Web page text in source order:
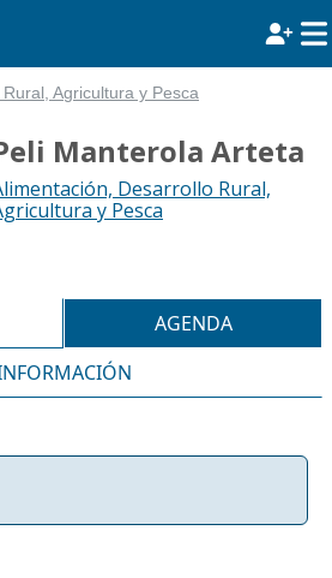
Agricultura y Pesca
Manterola Arteta
Desarrollo Rural,
y Pesca
AGENDA